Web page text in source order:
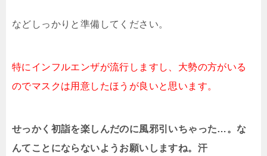
などしっかりと準備してください。
特にインフルエンザが流行しますし、大勢の方がいる
のでマスクは用意したほうが良いと思います。
せっかく初詣を楽しんだのに風邪引いちゃった…。な
んてことにならないようお願いしますね。汗